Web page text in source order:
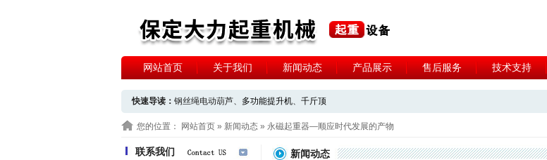
网站首页 关于我们 新闻动态 产品展示 售后服务 技术支持
快速导读： 钢丝绳电动葫芦、 多功能提升机、 千斤顶
您的位置： 网站首页 » 新闻动态 » 永磁起重器—顺应时代发展的产物
联系我们 新闻动态